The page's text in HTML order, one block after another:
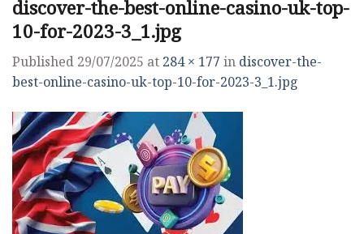
discover-the-best-online-casino-uk-top-
10-for-2023-3_1.jpg
Published 29/07/2025 at 284 × 177 in discover-the-
best-online-casino-uk-top-10-for-2023-3_1.jpg